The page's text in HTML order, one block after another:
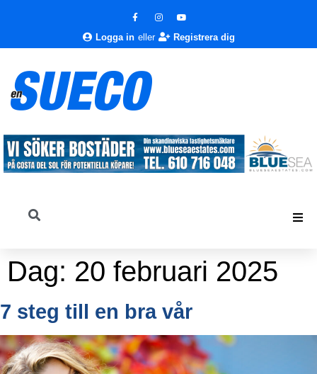
Logga in eller Registrera dig
Dag: 20 februari 2025
7 steg till en bra vår